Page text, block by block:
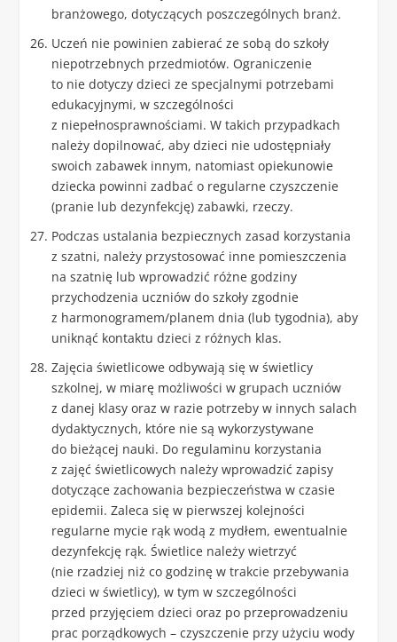
branżowego, dotyczących poszczególnych branż.
Uczeń nie powinien zabierać ze sobą do szkoły
niepotrzebnych przedmiotów. Ograniczenie
to nie dotyczy dzieci ze specjalnymi potrzebami
edukacyjnymi, w szczególności
z niepełnosprawnościami. W takich przypadkach
należy dopilnować, aby dzieci nie udostępniały
swoich zabawek innym, natomiast opiekunowie
dziecka powinni zadbać o regularne czyszczenie
(pranie lub dezynfekcję) zabawki, rzeczy.
Podczas ustalania bezpiecznych zasad korzystania
z szatni, należy przystosować inne pomieszczenia
na szatnię lub wprowadzić różne godziny
przychodzenia uczniów do szkoły zgodnie
z harmonogramem/planem dnia (lub tygodnia), aby
uniknąć kontaktu dzieci z różnych klas.
Zajęcia świetlicowe odbywają się w świetlicy
szkolnej, w miarę możliwości w grupach uczniów
z danej klasy oraz w razie potrzeby w innych salach
dydaktycznych, które nie są wykorzystywane
do bieżącej nauki. Do regulaminu korzystania
z zajęć świetlicowych należy wprowadzić zapisy
dotyczące zachowania bezpieczeństwa w czasie
epidemii. Zaleca się w pierwszej kolejności
regularne mycie rąk wodą z mydłem, ewentualnie
dezynfekcję rąk. Świetlice należy wietrzyć
(nie rzadziej niż co godzinę w trakcie przebywania
dzieci w świetlicy), w tym w szczególności
przed przyjęciem dzieci oraz po przeprowadzeniu
prac porządkowych – czyszczenie przy użyciu wody